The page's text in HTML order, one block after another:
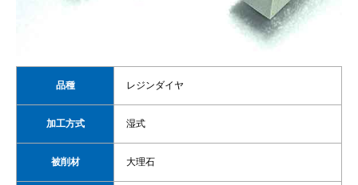
品種 レジンダイヤ
加工方式 湿式
被削材 大理石